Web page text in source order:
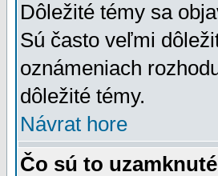
Dôležité témy sa
Sú často veľmi
oznámeniach
dôležité témy.
Návrat hore
Čo sú to